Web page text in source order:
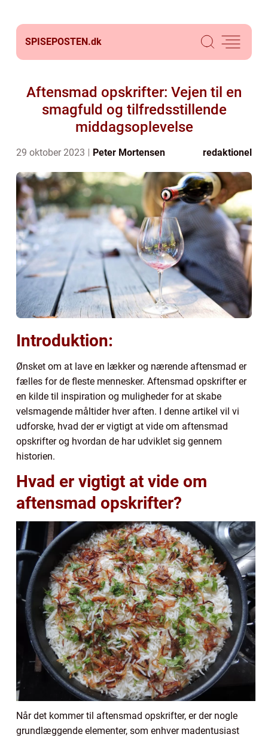
SPISEPOSTEN.dk
Aftensmad opskrifter: Vejen til en
smagfuld og tilfredsstillende
middagsoplevelse
29 oktober 2023 Peter Mortensen redaktionel
Introduktion:
Ønsket om at lave en lækker og nærende aftensmad er
fælles for de fleste mennesker. Aftensmad opskrifter er
en kilde til inspiration og muligheder for at skabe
velsmagende måltider hver aften. I denne artikel vil vi
udforske, hvad der er vigtigt at vide om aftensmad
opskrifter og hvordan de har udviklet sig gennem
historien.
Hvad er vigtigt at vide om
aftensmad opskrifter?
Når det kommer til aftensmad opskrifter, er der nogle
grundlæggende elementer, som enhver madentusiast